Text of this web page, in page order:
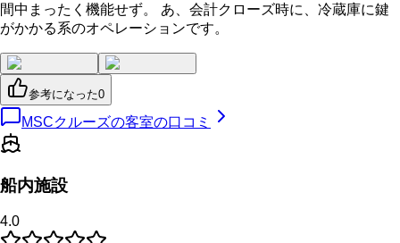
間中まったく機能せず。 あ、会計クローズ時に、冷蔵庫に鍵
がかかる系のオペレーションです。
参考になった0
MSCクルーズの客室の口コミ
船内施設
4.0